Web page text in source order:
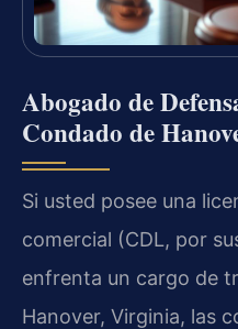
Abogado de
Condado de
Si usted posee una
comercial (CDL, por
enfrenta un cargo de
Hanover, Virginia, las